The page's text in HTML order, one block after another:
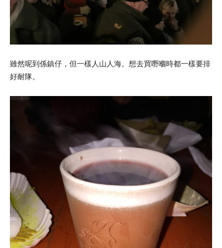
雖然呢到係鎮仔，但一樣人山人海。想去買嘢嗰時都一樣要排
好耐隊。